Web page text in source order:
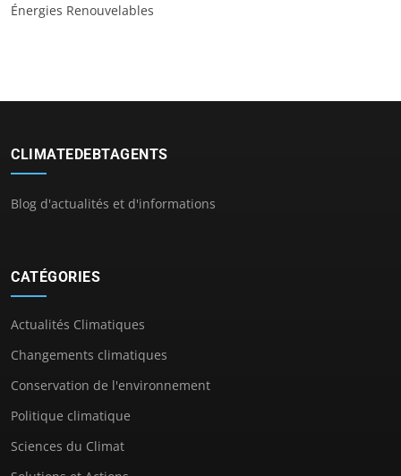
Énergies Renouvelables
CLIMATEDEBTAGENTS
Blog d'actualités et d'informations
CATÉGORIES
Actualités Climatiques
Changements climatiques
Conservation de l'environnement
Politique climatique
Sciences du Climat